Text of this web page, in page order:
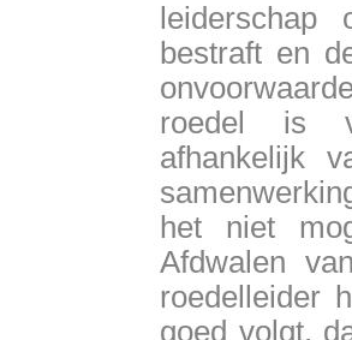
leiderschap
bestraft en
roedel is
afhankelijk
het niet
Afdwalen
roedelleider
goed volgt,